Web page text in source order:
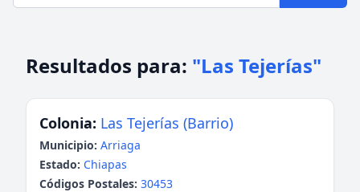
Resultados para: "Las Tejerías"
Colonia: Las Tejerías (Barrio)
Municipio: Arriaga
Estado: Chiapas
Códigos Postales: 30453